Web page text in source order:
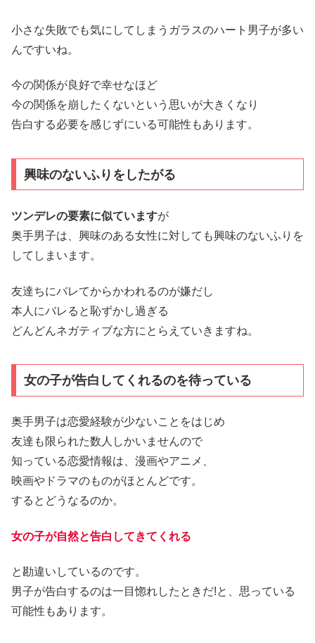
小さな失敗でも気にしてしまうガラスのハート男子が多い
んですいね。
今の関係が良好で幸せなほど
今の関係を崩したくないという思いが大きくなり
告白する必要を感じずにいる可能性もあります。
興味のないふりをしたがる
ツンデレの要素に似ていますが
奥手男子は、興味のある女性に対しても興味のないふりを
してしまいます。
友達ちにバレてからかわれるのが嫌だし
本人にバレると恥ずかし過ぎる
どんどんネガティブな方にとらえていきますね。
女の子が告白してくれるのを待っている
奥手男子は恋愛経験が少ないことをはじめ
友達も限られた数人しかいませんので
知っている恋愛情報は、漫画やアニメ、
映画やドラマのものがほとんどです。
するとどうなるのか。
女の子が自然と告白してきてくれる
と勘違いしているのです。
男子が告白するのは一目惚れしたときだ!と、思っている
可能性もあります。